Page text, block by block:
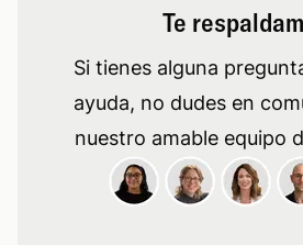
Te
Si tienes alguna
ayuda, no dudes en
nuestro amable equipo